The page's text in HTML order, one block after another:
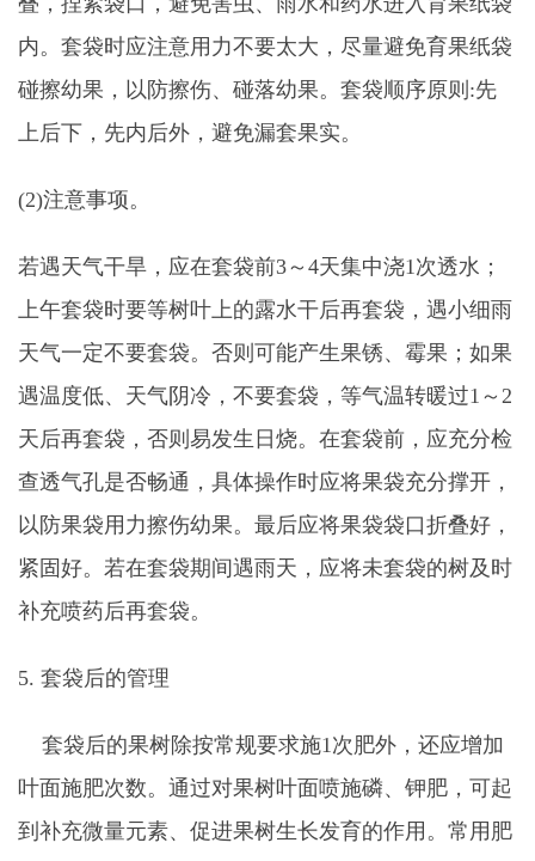
内。套袋时应注意用力不要太大，尽量避免育果纸袋
碰擦幼果，以防擦伤、碰落幼果。套袋顺序原则:先
上后下，先内后外，避免漏套果实。
(2)注意事项。
若遇天气干旱，应在套袋前3～4天集中浇1次透水；
上午套袋时要等树叶上的露水干后再套袋，遇小细雨
天气一定不要套袋。否则可能产生果锈、霉果；如果
遇温度低、天气阴冷，不要套袋，等气温转暖过1～2
天后再套袋，否则易发生日烧。在套袋前，应充分检
查透气孔是否畅通，具体操作时应将果袋充分撑开，
以防果袋用力擦伤幼果。最后应将果袋袋口折叠好，
紧固好。若在套袋期间遇雨天，应将未套袋的树及时
补充喷药后再套袋。
5. 套袋后的管理
套袋后的果树除按常规要求施1次肥外，还应增加
叶面施肥次数。通过对果树叶面喷施磷、钾肥，可起
到补充微量元素、促进果树生长发育的作用。常用肥